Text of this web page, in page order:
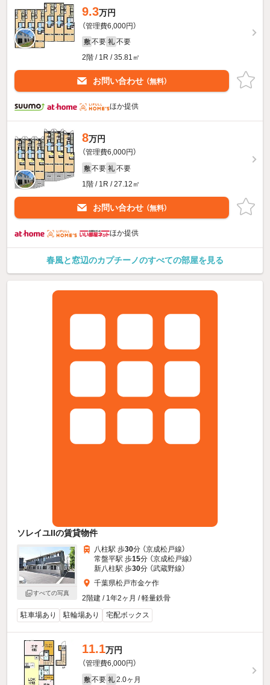
9.3万円
（管理費6,000円）
敷 不要 礼 不要
2階 / 1R / 35.81㎡
お問い合わせ （無料）
ほか提供
8万円
（管理費6,000円）
敷 不要 礼 不要
1階 / 1R / 27.12㎡
お問い合わせ （無料）
ほか提供
春風と窓辺のカプチーノのすべての部屋を見る
ソレイユIIの賃貸物件
すべての写真
八柱駅 歩30分 （京成松戸線）
常盤平駅 歩15分 （京成松戸線）
新八柱駅 歩30分 （武蔵野線）
千葉県松戸市金ケ作
2階建 / 1年2ヶ月 / 軽量鉄骨
駐車場あり
駐輪場あり 宅配ボックス
11.1万円
（管理費6,000円）
敷 不要 礼 2.0ヶ月